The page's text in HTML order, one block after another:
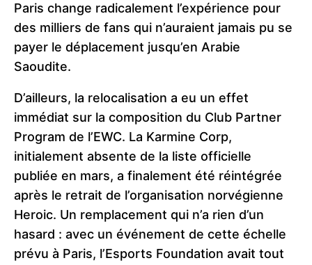
Paris change radicalement l’expérience pour
des milliers de fans qui n’auraient jamais pu se
payer le déplacement jusqu’en Arabie
Saoudite.
D’ailleurs, la relocalisation a eu un effet
immédiat sur la composition du Club Partner
Program de l’EWC. La Karmine Corp,
initialement absente de la liste officielle
publiée en mars, a finalement été réintégrée
après le retrait de l’organisation norvégienne
Heroic. Un remplacement qui n’a rien d’un
hasard : avec un événement de cette échelle
prévu à Paris, l’Esports Foundation avait tout